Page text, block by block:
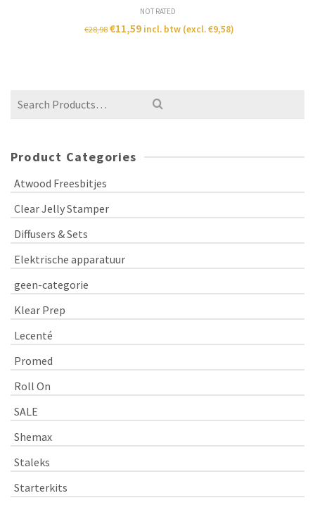
NOT RATED
€28,98 €11,59 incl. btw (excl.€9,58)
Product Categories
Atwood Freesbitjes
Clear Jelly Stamper
Diffusers & Sets
Elektrische apparatuur
geen-categorie
Klear Prep
Lecenté
Promed
Roll On
SALE
Shemax
Staleks
Starterkits